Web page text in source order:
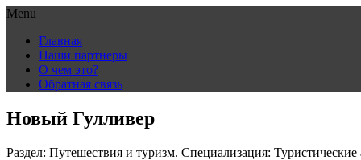
Menu
content
Главная
Наши партнеры
О чем это?
Обратная связь
Новый Гулливер
Раздел: Путешествия и туризм. Специализация: Туристические